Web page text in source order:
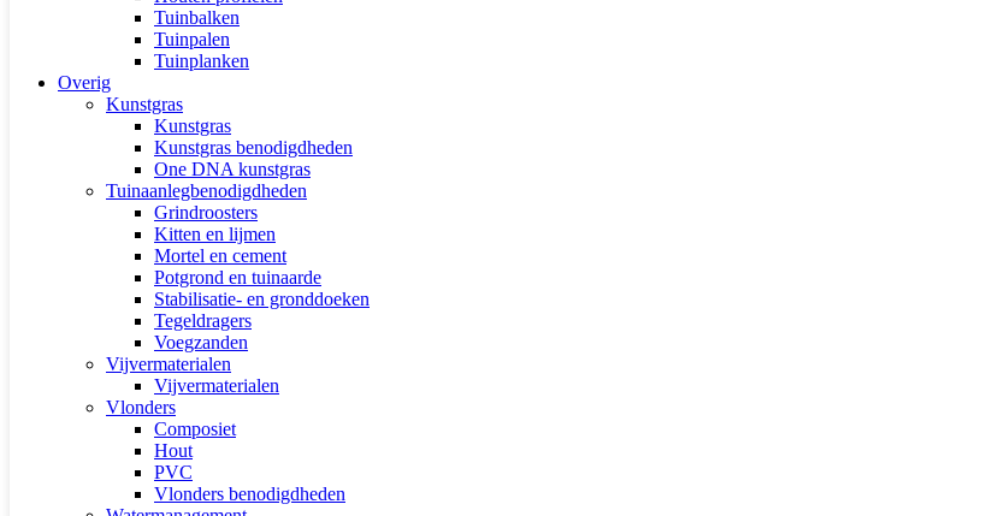
Tuinbalken
Tuinpalen
Tuinplanken
Overig
Kunstgras
Kunstgras
Kunstgras benodigdheden
One DNA kunstgras
Tuinaanlegbenodigdheden
Grindroosters
Kitten en lijmen
Mortel en cement
Potgrond en tuinaarde
Stabilisatie- en gronddoeken
Tegeldragers
Voegzanden
Vijvermaterialen
Vijvermaterialen
Vlonders
Composiet
Hout
PVC
Vlonders benodigdheden